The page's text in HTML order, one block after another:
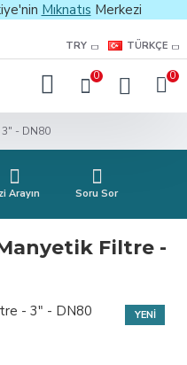
Mıknatıs Merkezi
TRY TÜRKÇE
0 0
3" - DN80
Arayın Soru Sor
Filtre -
YENI